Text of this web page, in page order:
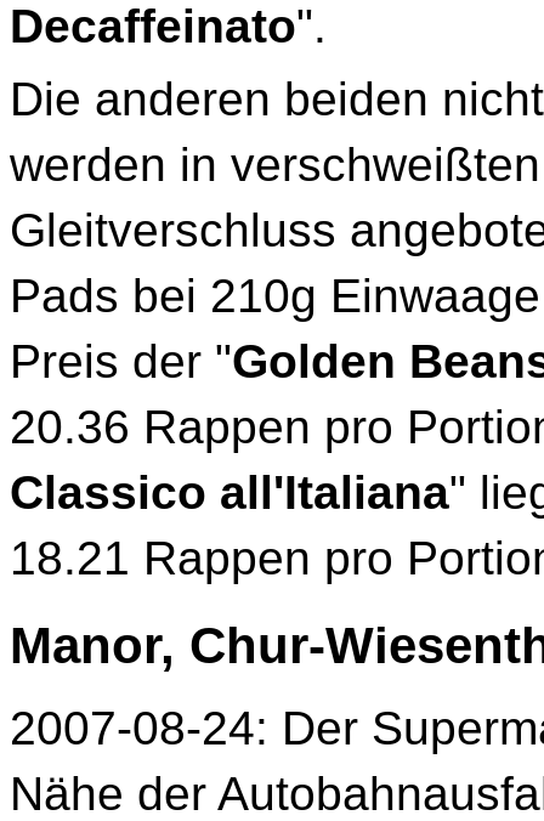
Decaffeinato".
Die anderen beiden
werden in
Gleitverschluss
Pads bei 210g
Preis der "Golden
20.36 Rappen pro
Classico all'Italiana"
18.21 Rappen pro
Manor, Chur-
2007-08-24: Der
Nähe der